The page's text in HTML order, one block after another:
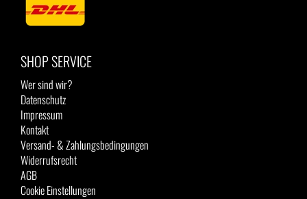
SHOP SERVICE
Wer sind wir?
Datenschutz
Impressum
Kontakt
Versand- & Zahlungsbedingungen
Widerrufsrecht
AGB
Cookie Einstellungen